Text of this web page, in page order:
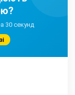
30 секунд